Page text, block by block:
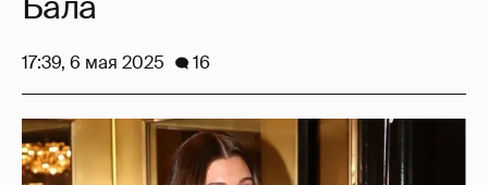
17:39, 6 мая 2025 16